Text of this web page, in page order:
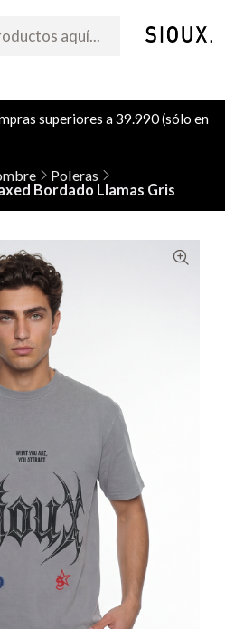
superiores a 39.990 (sólo en
Poleras
Bordado Llamas Gris